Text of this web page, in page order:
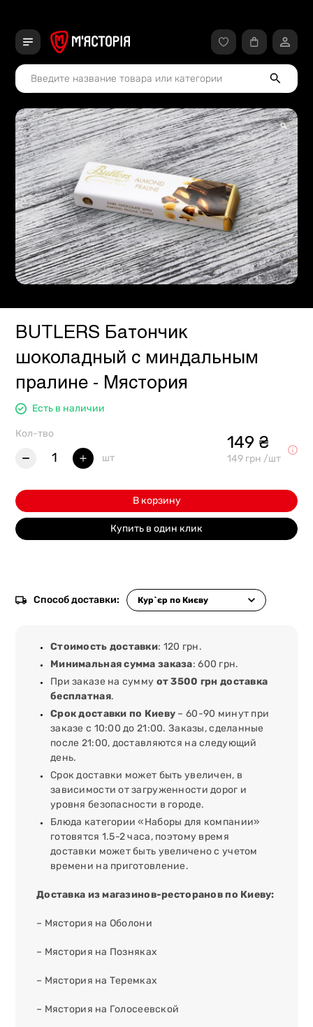
BUTLERS Батончик
шоколадный с миндальным
пралине - Мястория
Есть в наличии
Кол-тво
1 шт
149 ₴
149 грн /шт
В корзину
Купить в один клик
Способ доставки:
Стоимость доставки: 120 грн.
Минимальная сумма заказа: 600 грн.
При заказе на сумму от 3500 грн доставка
бесплатная.
Срок доставки по Киеву – 60-90 минут при
заказе с 10:00 до 21:00. Заказы, сделанные
после 21:00, доставляются на следующий
день.
Срок доставки может быть увеличен, в
зависимости от загруженности дорог и
уровня безопасности в городе.
Блюда категории «Наборы для компании»
готовятся 1.5-2 часа, поэтому время
доставки может быть увеличено с учетом
времени на приготовление.
Доставка из магазинов-ресторанов по Киеву:
– Мястория на Оболони
– Мястория на Позняках
– Мястория на Теремках
– Мястория на Голосеевской